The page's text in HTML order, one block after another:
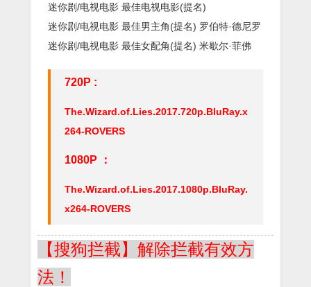
迷你剧/电视电影 最佳电视电影(提名)
迷你剧/电视电影 最佳男主角(提名) 罗伯特·德尼罗
迷你剧/电视电影 最佳女配角(提名) 米歇尔·菲佛
720P :
The.Wizard.of.Lies.2017.720p.BluRay.x
264-ROVERS
1080P ：
The.Wizard.of.Lies.2017.1080p.BluRay.
x264-ROVERS
【搜狗拦截】解除拦截有效方
法！